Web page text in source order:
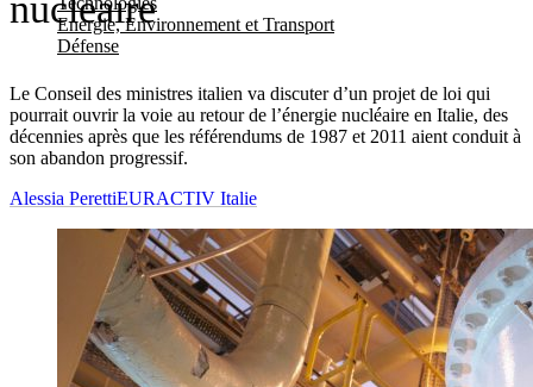
Energie, Environnement et Transport
Défense
nucléaire
Le Conseil des ministres italien va discuter d’un projet de loi qui
pourrait ouvrir la voie au retour de l’énergie nucléaire en Italie, des
décennies après que les référendums de 1987 et 2011 aient conduit à
son abandon progressif.
Alessia PerettiEURACTIV Italie